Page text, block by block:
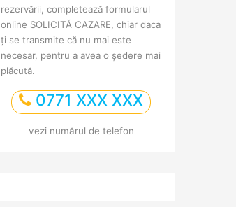
rezervării, completează formularul
online SOLICITĂ CAZARE, chiar daca
ți se transmite că nu mai este
necesar, pentru a avea o ședere mai
plăcută.
0771 XXX XXX
vezi numărul de telefon